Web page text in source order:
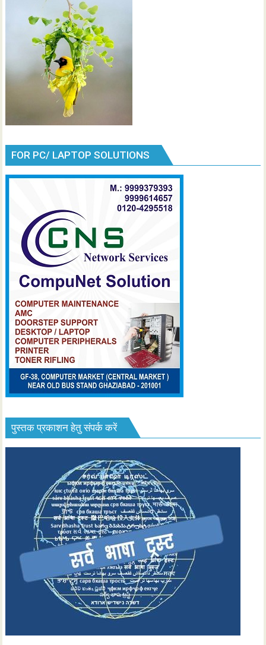
FOR PC/ LAPTOP SOLUTIONS
पुस्तक प्रकाशन हेतु संपर्क करें